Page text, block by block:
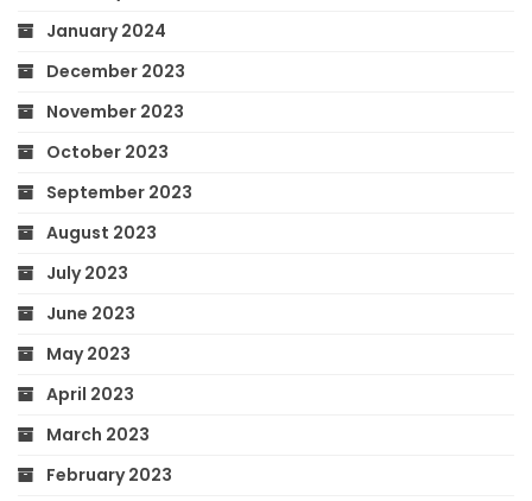
January 2024
December 2023
November 2023
October 2023
September 2023
August 2023
July 2023
June 2023
May 2023
April 2023
March 2023
February 2023